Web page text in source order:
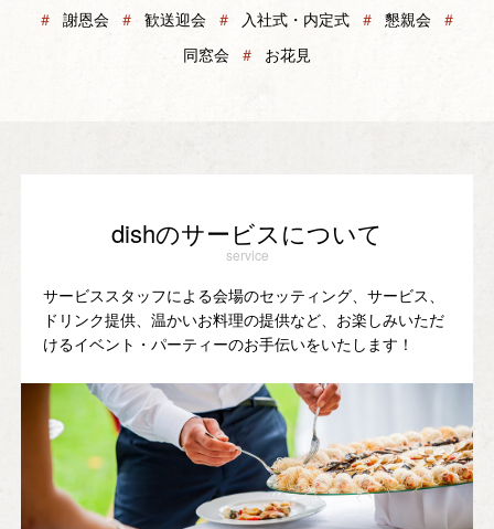
＃ 謝恩会 ＃ 歓送迎会 ＃ 入社式・内定式 ＃ 懇親会 ＃
同窓会 ＃ お花見
dishのサービスについて
service
サービススタッフによる会場のセッティング、サービス、
ドリンク提供、温かいお料理の提供など、お楽しみいただ
けるイベント・パーティーのお手伝いをいたします！